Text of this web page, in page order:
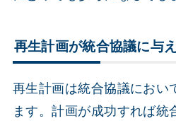
再生計画が統合協議に与
再生計画は統合協議におい
ます。計画が成功すれば統